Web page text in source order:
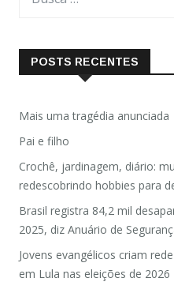
POSTS RECENTES
Mais uma tragédia anunciada
Pai e filho
Crochê, jardinagem, diário:
redescobrindo hobbies para
Brasil registra 84,2 mil
2025, diz Anuário de
Jovens evangélicos criam
em Lula nas eleições de 2026